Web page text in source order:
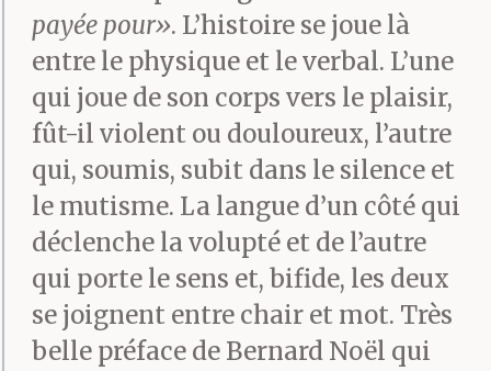
payée pour». L’histoire se joue là
entre le physique et le verbal. L’une
qui joue de son corps vers le plaisir,
fût-il violent ou douloureux, l’autre
qui, soumis, subit dans le silence et
le mutisme. La langue d’un côté qui
déclenche la volupté et de l’autre
qui porte le sens et, bifide, les deux
se joignent entre chair et mot. Très
belle préface de Bernard Noël qui